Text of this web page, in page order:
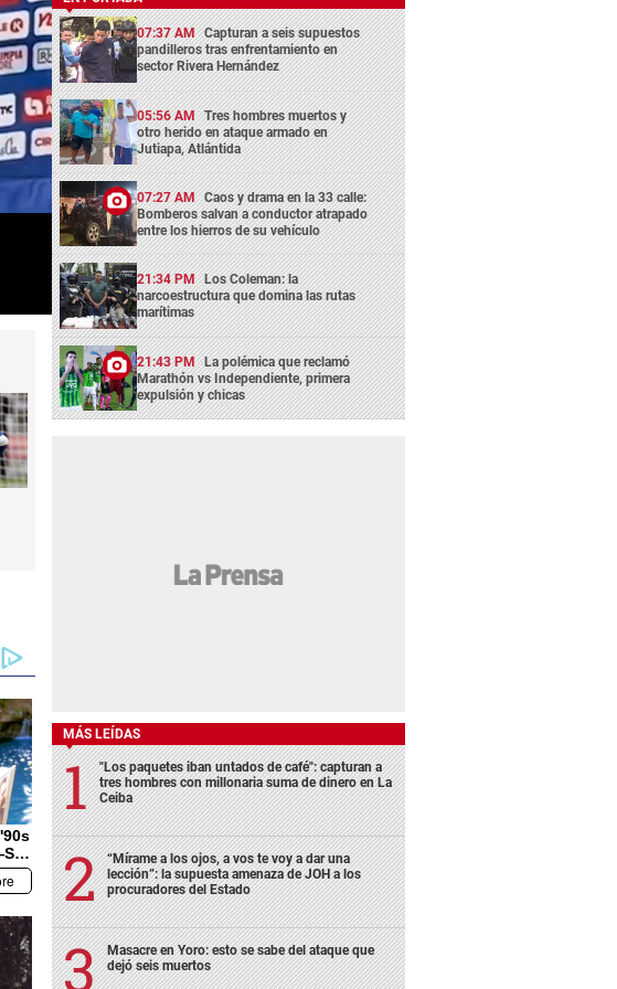
07:37 AM Capturan a seis supuestos
pandilleros tras enfrentamiento en
sector Rivera Hernández
05:56 AM Tres hombres muertos y
otro herido en ataque armado en
Jutiapa, Atlántida
07:27 AM Caos y drama en la 33 calle:
Bomberos salvan a conductor atrapado
entre los hierros de su vehículo
21:34 PM Los Coleman: la
narcoestructura que domina las rutas
marítimas
21:43 PM La polémica que reclamó
Marathón vs Independiente, primera
expulsión y chicas
MÁS LEÍDAS
"Los paquetes iban untados de café": capturan a
tres hombres con millonaria suma de dinero en La
Ceiba
“Mírame a los ojos, a vos te voy a dar una
lección”: la supuesta amenaza de JOH a los
procuradores del Estado
Masacre en Yoro: esto se sabe del ataque que
dejó seis muertos